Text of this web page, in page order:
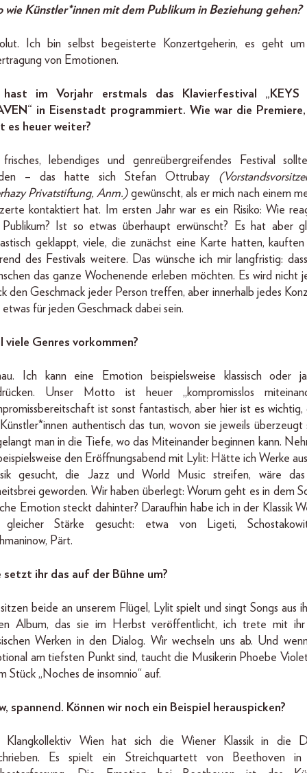
wie Künstler*innen mit dem Publikum in Beziehung gehen?
Ich bin selbst begeisterte Konzertgeherin, es geht
von Emotionen.
im Vorjahr erstmals das Klavierfestival „KEYS
in Eisenstadt programmiert. Wie war die
es heuer weiter?
lebendiges und genre­übergreifendes Festival
– das hatte sich Stefan Ottrubay
Privatstiftung, Anm.) gewünscht, als er mich nach einem
kontaktiert hat. Im ersten Jahr war es ein Risiko: Wie
Ist so etwas überhaupt erwünscht? Es hat aber
geklappt, viele, die zunächst eine Karte hatten, kauften
des Festivals weitere. Das wünsche ich mir langfristig:
das ganze Wochenende erleben möchten. Es wird nicht
den Geschmack jeder Person treffen, aber innerhalb jedes
etwas für jeden Geschmack dabei sein.
viele Genres vorkommen?
Ich kann eine Emotion beispielsweise klassisch oder
Unser Motto ist heuer „kompromisslos
ist sonst fantastisch, aber hier ist es wichtig,
authentisch das tun, wovon sie jeweils überzeugt
man in die Tiefe, wo das Miteinander beginnen kann.
den Eröffnungsabend mit Lylit: Hätte ich Werke
gesucht, die Jazz und World Music streifen, wäre
geworden. Wir haben überlegt: Worum geht es in dem
Emotion steckt dahinter? Da­raufhin habe ich in der Klassik
Stärke gesucht: etwa von Ligeti,
Pärt.
setzt ihr das auf der Bühne um?
beide an unserem Flügel, Lylit spielt und singt Songs aus
Album, das sie im Herbst veröffentlicht, ich trete mit
Werken in den Dialog. Wir wechseln uns ab. Und
am tiefsten Punkt sind, taucht die Musikerin Phoebe
Stück „Noches de insomnio“ auf.
spannend. Können wir noch ein Beispiel herauspicken?
Klangkollektiv Wien hat sich die Wiener Klassik in die
Es spielt ein Streichquartett von Beethoven